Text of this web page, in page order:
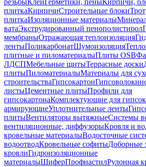
резьбыКлеиГерметики, пеныКирпичи,
плиткаКирпичиСтроительные блоки
плиткаИзоляционные материалы
ватаЭкструдированный пенополистирол
мембраныОтражающая теплоизоляция
лентыПоликарбонатШумоизоляция
плитные и пиломатериалыПлиты OSB
ЛДСПМебельные щитыТеррасные доски
плитыПиломатериалыМатериалы для
строительстваГипсокартон
листыЦементные плитыПрофили для
гипсокартонаКомплектующие для
армирующиеУплотнительные ленты
плитыВентиляторы вытяжныеСистемы
вентиляционные, диффузорыКровля и
кровельные материалыВодосточные
водоотводКровельные софитыДоборные
кровлиГидроизоляционные
материалыШиферПрофнастилРулонная